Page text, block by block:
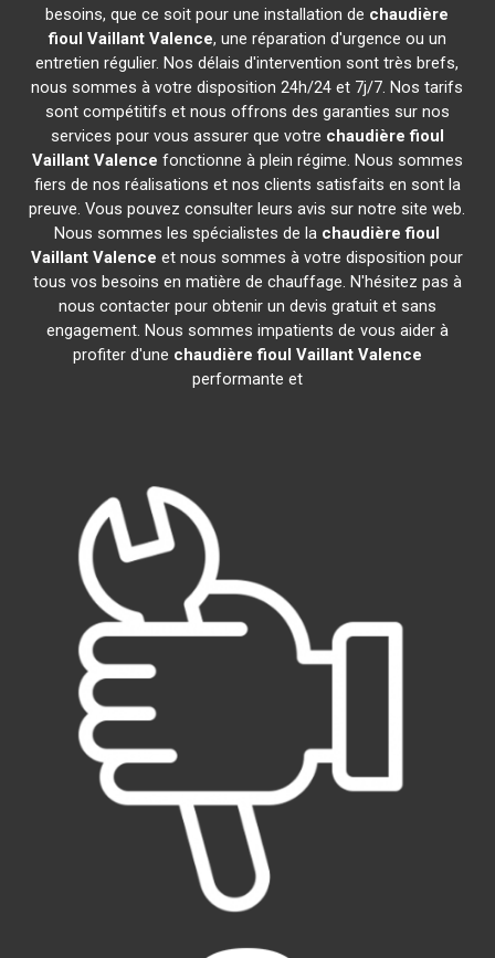
besoins, que ce soit pour une installation de chaudière
fioul Vaillant Valence, une réparation d'urgence ou un
entretien régulier. Nos délais d'intervention sont très brefs,
nous sommes à votre disposition 24h/24 et 7j/7. Nos tarifs
sont compétitifs et nous offrons des garanties sur nos
services pour vous assurer que votre chaudière fioul
Vaillant Valence fonctionne à plein régime. Nous sommes
fiers de nos réalisations et nos clients satisfaits en sont la
preuve. Vous pouvez consulter leurs avis sur notre site web.
Nous sommes les spécialistes de la chaudière fioul
Vaillant Valence et nous sommes à votre disposition pour
tous vos besoins en matière de chauffage. N'hésitez pas à
nous contacter pour obtenir un devis gratuit et sans
engagement. Nous sommes impatients de vous aider à
profiter d'une chaudière fioul Vaillant Valence
performante et